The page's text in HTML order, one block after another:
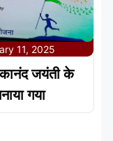
11, 2025
जयंती के
गया